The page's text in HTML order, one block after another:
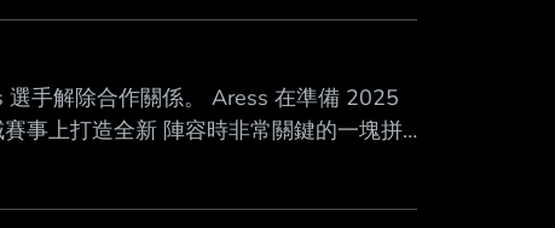
選手解除合作關係。 Aress 在準備 2025
事上打造全新 陣容時非常關鍵的一塊拼
入團隊 ，成為隊伍迎戰全新挑戰時不可